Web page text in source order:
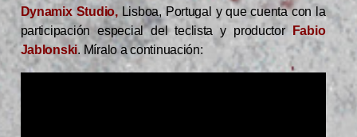
Dynamix Studio, Lisboa, Portugal y que cuenta con la
participación especial del teclista y productor Fabio
Jablonski. Míralo a continuación: